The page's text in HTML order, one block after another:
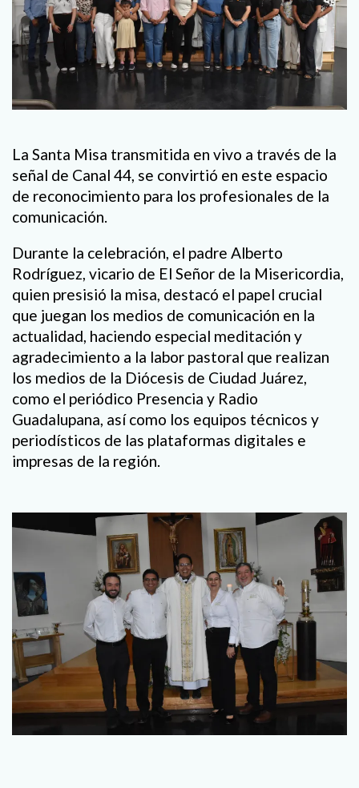
La Santa Misa transmitida en vivo a través de la
señal de Canal 44, se convirtió en este espacio
de reconocimiento para los profesionales de la
comunicación.
Durante la celebración, el padre Alberto
Rodríguez, vicario de El Señor de la Misericordia,
quien presisió la misa, destacó el papel crucial
que juegan los medios de comunicación en la
actualidad, haciendo especial meditación y
agradecimiento a la labor pastoral que realizan
los medios de la Diócesis de Ciudad Juárez,
como el periódico Presencia y Radio
Guadalupana, así como los equipos técnicos y
periodísticos de las plataformas digitales e
impresas de la región.